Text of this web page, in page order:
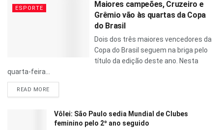
ESPORTE
Maiores campeões, Cruzeiro e
Grêmio vão às quartas da Copa
do Brasil
Dois dos três maiores vencedores da
Copa do Brasil seguem na briga pelo
título da edição deste ano. Nesta
quarta-feira...
READ MORE
Vôlei: São Paulo sedia Mundial de Clubes
feminino pelo 2º ano seguido